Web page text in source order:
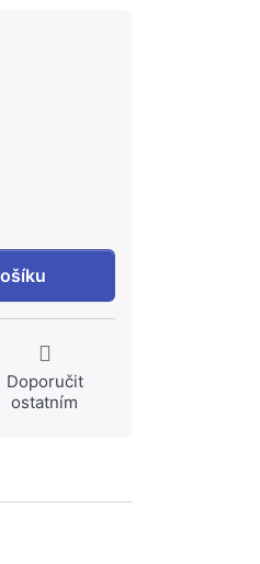
(DOPRODEJ
Doporučit
ostatním